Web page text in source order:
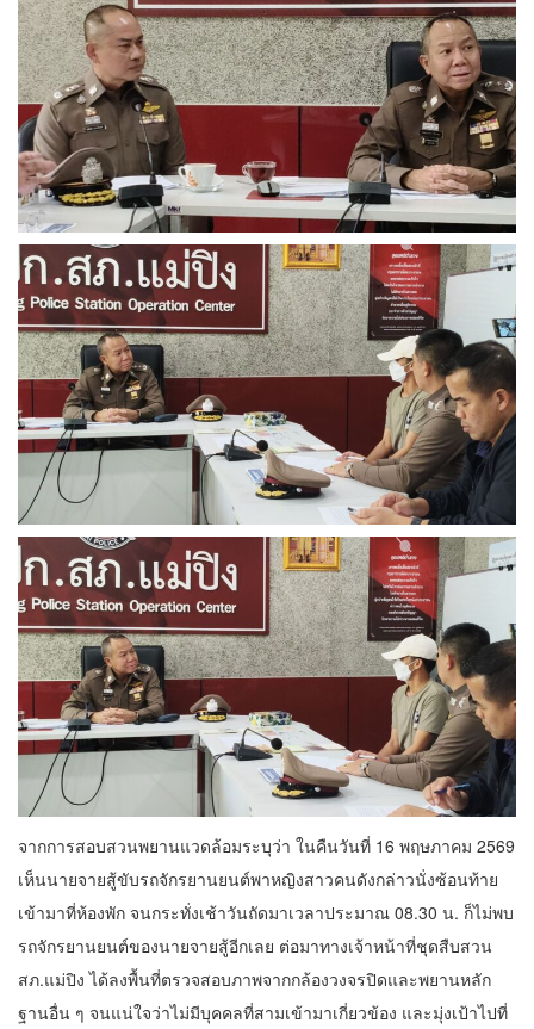
จากการสอบสวนพยานแวดล้อมระบุว่า ในคืนวันที่ 16 พฤษภาคม 2569
เห็นนายจายสู้ขับรถจักรยานยนต์พาหญิงสาวคนดังกล่าวนั่งซ้อนท้าย
เข้ามาที่ห้องพัก จนกระทั่งเช้าวันถัดมาเวลาประมาณ 08.30 น. ก็ไม่พบ
รถจักรยานยนต์ของนายจายสู้อีกเลย ต่อมาทางเจ้าหน้าที่ชุดสืบสวน
สภ.แม่ปิง ได้ลงพื้นที่ตรวจสอบภาพจากกล้องวงจรปิดและพยานหลัก
ฐานอื่น ๆ จนแน่ใจว่าไม่มีบุคคลที่สามเข้ามาเกี่ยวข้อง และมุ่งเป้าไปที่